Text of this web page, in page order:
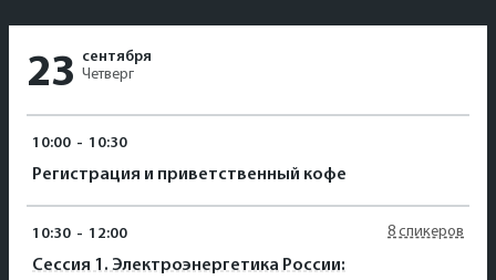
23 сентября
Четверг
10:00 - 10:30
Регистрация и приветственный кофе
10:30 - 12:00
Сессия 1. Электроэнергетика России:
8 спикеров